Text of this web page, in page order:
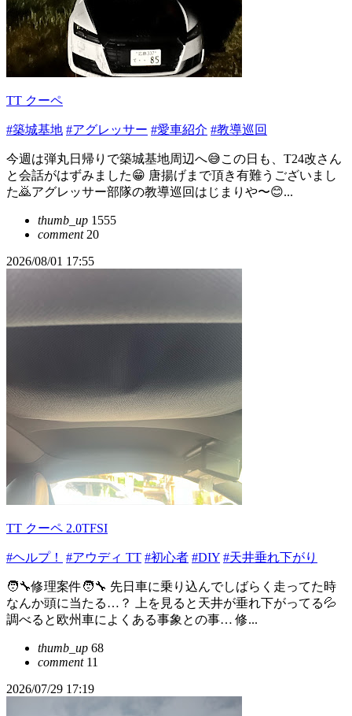
TT クーペ
#築城基地 #アグレッサー #愛車紹介 #教導巡回
今週は弾丸日帰りで築城基地周辺へ😅この日も、T24改さん
と会話がはずみました😁 唐揚げまで頂き有難うございまし
た🙇アグレッサー部隊の教導巡回はじまりや〜😊...
thumb_up 1555
comment20
2026/08/01 17:55
TT クーペ 2.0TFSI
#ヘルプ！ #アウディ TT #初心者 #DIY #天井垂れ下がり
🧑‍🔧修理案件🧑‍🔧 先日車に乗り込んでしばらく走ってた時
なんか頭に当たる…？ 上を見ると天井が垂れ下がってる💦
調べると欧州車によくある事象との事… 修...
thumb_up 68
comment11
2026/07/29 17:19